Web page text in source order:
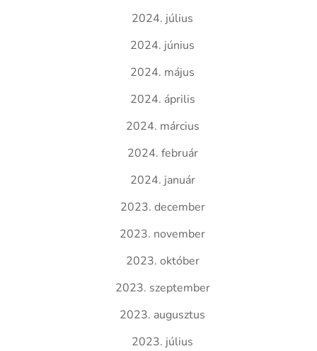
2024. július
2024. június
2024. május
2024. április
2024. március
2024. február
2024. január
2023. december
2023. november
2023. október
2023. szeptember
2023. augusztus
2023. július